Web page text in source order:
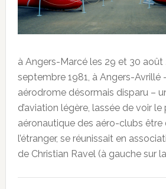
à Angers-Marcé les 29 et 30 août
septembre 1981, à Angers-Avrillé
aérodrome désormais disparu –
d’aviation légère, lassée de voir
aéronautique des aéro-clubs être
l’étranger, se réunissait en
de Christian Ravel (à gauche sur